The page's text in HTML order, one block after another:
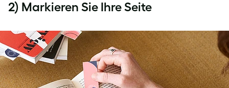
2) Markieren Sie Ihre Seite